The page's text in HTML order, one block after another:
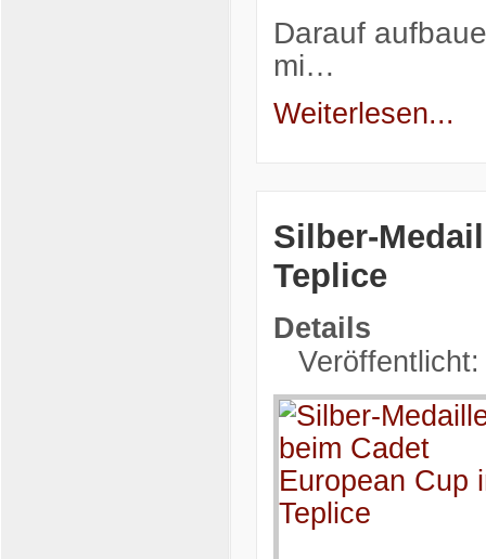
Darauf
mi…
Weiterlesen...
Silber-
Teplice
Details